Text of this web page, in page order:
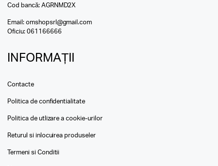
Cod bancă: AGRNMD2X
Email: omshopsrl@gmail.com
Oficiu: 061166666
INFORMAȚII
Contacte
Politica de confidentialitate
Politica de utlizare a cookie-urilor
Returul si inlocuirea produseler
Termeni si Conditii